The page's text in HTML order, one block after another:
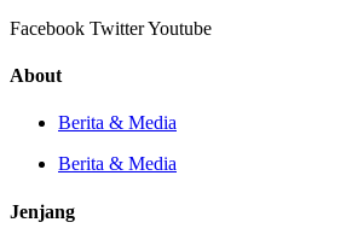
Facebook TwitterYoutube
About
Berita & Media
Berita & Media
Jenjang